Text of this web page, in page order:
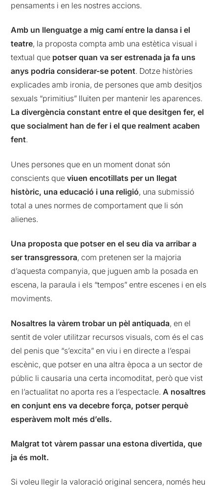
pensaments i en les nostres accions.
Amb un llenguatge a mig camí entre la dansa i el
teatre, la proposta compta amb una estètica visual i
textual que potser quan va ser estrenada ja fa uns
anys podria considerar-se potent. Dotze històries
explicades amb ironia, de persones que amb desitjos
sexuals “primitius” lluiten per mantenir les aparences.
La divergència constant entre el que desitgen fer, el
que socialment han de fer i el que realment acaben
fent.
Unes persones que en un moment donat són
conscients queviuen encotillats per un llegat
històric, una educació i una religió, una submissió
total a unes normes de comportament que li són
alienes.
Una proposta que potser en el seu dia va arribar a
ser transgressora, com pretenen ser la majoria
d’aquesta companyia, que juguen amb la posada en
escena, la paraula i els “tempos” entre escenes i en els
moviments.
Nosaltres la vàrem trobar un pèl antiquada, en el
sentit de voler utilitzar recursos visuals, com és el cas
del penis que “s’excita” en viu i en directe a l’espai
escènic, que potser en una altra època a un sector de
públic li causaria una certa incomoditat, però que vist
en l’actualitat no aporta res a l’espectacle.A nosaltres
en conjunt ens va decebre força, potser perquè
esperàvem molt més d’ells.
Malgrat tot vàrem passar una estona divertida, que
ja és molt.
Si voleu llegir la valoració original sencera, només heu